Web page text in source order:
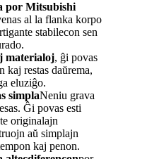
por Mitsubishi
al la flanka korpo
stabilecon sen
materialoj, ĝi povas
kaj restas daŭrema,
eluziĝo.
simplaNeniu grava
Ĝi povas esti
originalajn
aŭ simplajn
kaj penon.